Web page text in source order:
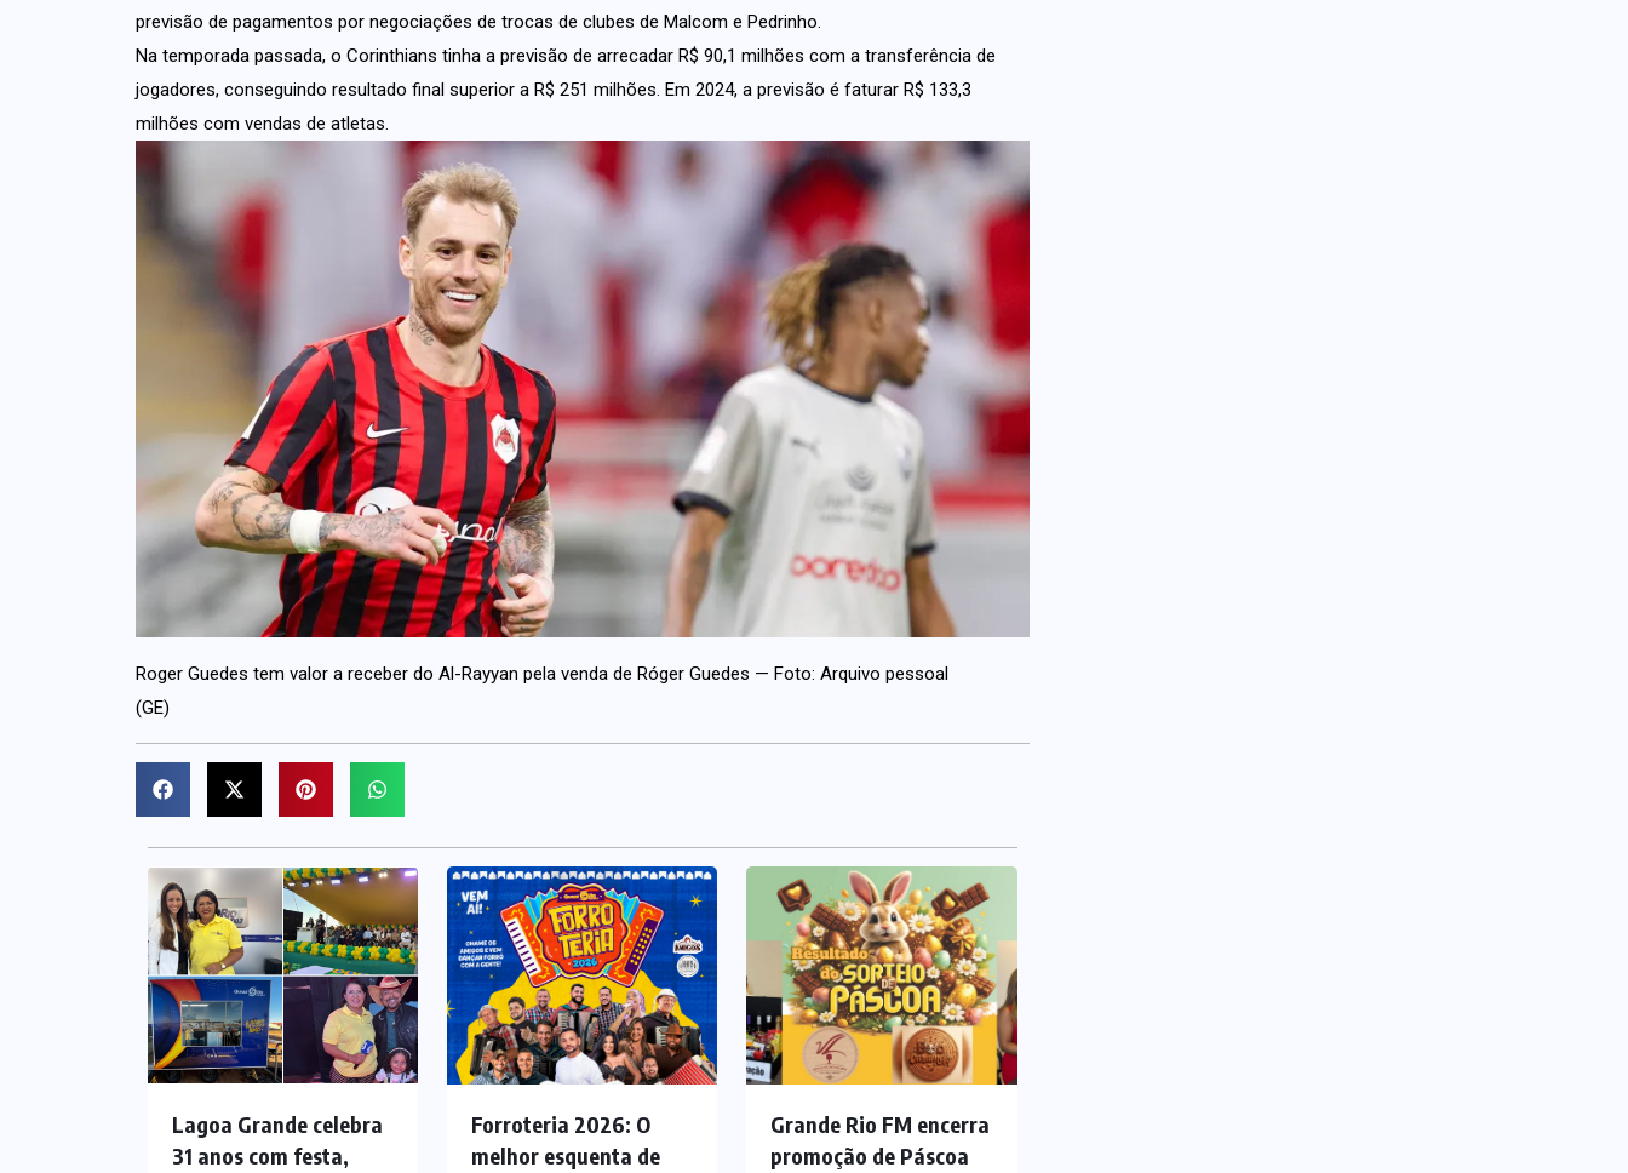
previsão de pagamentos por negociações de trocas de clubes de Malcom e Pedrinho.
Na temporada passada, o Corinthians tinha a previsão de arrecadar R$ 90,1 milhões com a transferência de
jogadores, conseguindo resultado final superior a R$ 251 milhões. Em 2024, a previsão é faturar R$ 133,3
milhões com vendas de atletas.
Roger Guedes tem valor a receber do Al-Rayyan pela venda de Róger Guedes — Foto: Arquivo pessoal
(GE)
Lagoa Grande celebra
31 anos com festa,
Forroteria 2026: O
melhor esquenta de
Grande Rio FM encerra
promoção de Páscoa